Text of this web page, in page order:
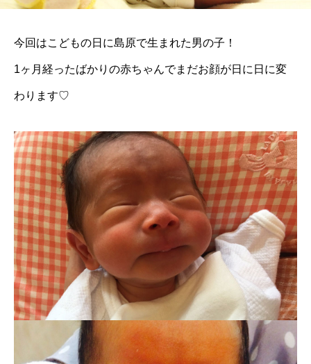
今回はこどもの日に島原で生まれた男の子！
1ヶ月経ったばかりの赤ちゃんでまだお顔が日に日に変
わります♡